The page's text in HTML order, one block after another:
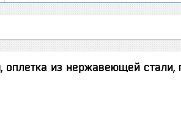
оплетка из нержавеющей